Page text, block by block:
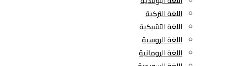
اللغة التركية
اللغة التشيكية
اللغة الروسية
اللغة الرومانية